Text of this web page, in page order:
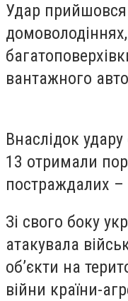
Удар
вантажного
Внаслідок
13 отримали
постраждалих –
Зі свого боку
атакувала
об’єкти на
війни країни-